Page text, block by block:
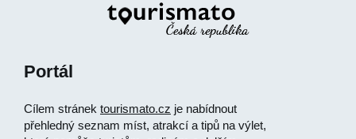
Portál
Cílem stránek tourismato.cz je nabídnout
přehledný seznam míst, atrakcí a tipů na výlet,